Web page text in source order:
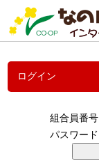
ログイン
組合員番号
パスワード